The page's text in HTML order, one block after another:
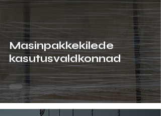
Masinpakkekilede
kasutusvaldkonnad